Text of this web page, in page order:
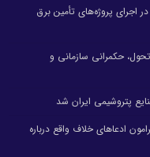
اجرای پروژه‌های تأمین برق
حکمرانی سازمانی و
پتروشیمی ایران شد
ادعاهای خلاف واقع درباره